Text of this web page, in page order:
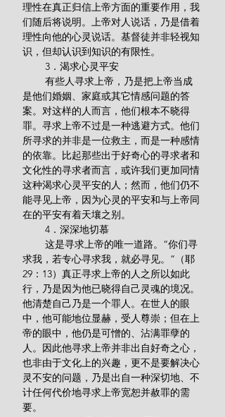
理性在真正归信上帝方面的重要作用，我
们随后将说明。上帝对人说话，乃是借着
理性向他的心灵说话。基督徒并非轻视知
识，但却认识到知识的有限性。
        3．渴求心灵平安
是他们婚姻、家庭或其它情感问题的答
案。对这样的人而言，他们根本不晓得
罪。寻求上帝不过是一种逃避方式。他们
所寻求的并非是一位救主，而是一种感情
的依靠。比起那些出于好奇心的寻求者和
文化性的寻求者而言，或许我们更加同情
这种渴求心灵平安的人；然而，他们仍不
能寻见上帝，因为心灵的平安和与上帝同
在的平安有着天壤之别。
        4．深深地切慕
求我，若专心寻求我，就必寻见。”（耶
29：13）真正寻求上帝的人之所以如此
行，乃是因为他已晓得自己灵魂的境况。
他清楚自己乃是一个罪人。在世人的眼
中，他可能地位显赫，受人尊崇；但在上
帝的眼中，他仍是可憎的、沾满罪孽的
人。因此他寻求上帝并非出自好奇之心，
也非由于文化上的兴趣，更不是要解决心
灵不安的问题，乃是出自一种深切地、不
计任何代价地寻求上帝宽恕并赦罪的需
要。